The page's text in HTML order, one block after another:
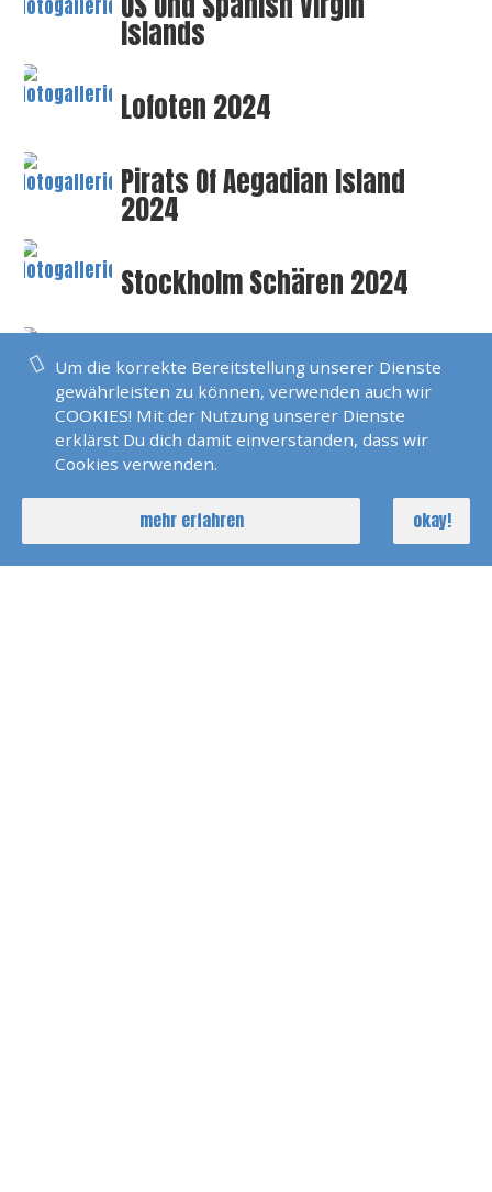
Islands
Lofoten 2024
Pirats Of Aegadian Island
2024
Stockholm Schären 2024
Teneriffa 2024
Code Cero Ausbildung
Bodensee 2023
Pirats Of Skiathos 2023
Um die korrekte Bereitstellung unserer Dienste
gewährleisten zu können, verwenden auch wir
COOKIES! Mit der Nutzung unserer Dienste
erklärst Du dich damit einverstanden, dass wir
Cookies verwenden.
mehr erfahren okay!